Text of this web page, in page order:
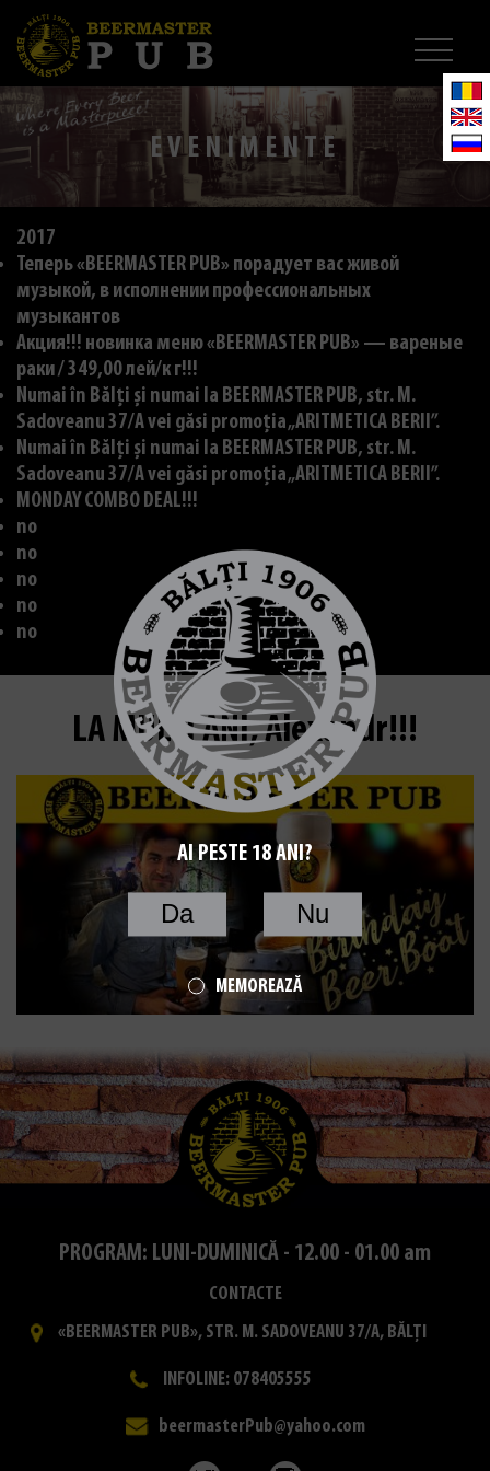
EVENIMENTE
2017
Теперь «BEERMASTER PUB» порадует вас живой
музыкой, в исполнении профессиональных
музыкантов
Акция!!! новинка меню «BEERMASTER PUB» — вареные
раки / 349,00 лей/к г!!!
Numai în Bălți și numai la BEERMASTER PUB, str. M.
Sadoveanu 37/A vei găsi promoția „ARITMETICA BERII”.
Numai în Bălți și numai la BEERMASTER PUB, str. M.
Sadoveanu 37/A vei găsi promoția „ARITMETICA BERII”.
MONDAY COMBO DEAL!!!
no
no
no
no
no
LA MULȚI ANI, Alexandr!!!
PROGRAM: LUNI-DUMINICĂ - 12.00 - 01.00 am
CONTACTE
«BEERMASTER PUB», STR. M. SADOVEANU 37/A, BĂLȚI
INFOLINE: 078405555
beermasterPub@yahoo.com
AI PESTE 18 ANI?
Da Nu
MEMOREAZĂ